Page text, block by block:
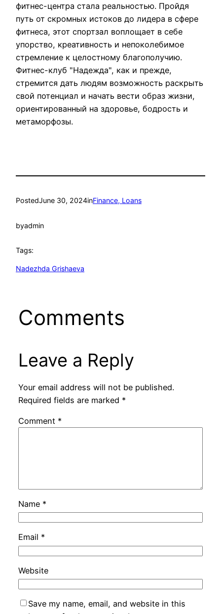
фитнес-центра стала реальностью. Пройдя
путь от скромных истоков до лидера в сфере
фитнеса, этот спортзал воплощает в себе
упорство, креативность и непоколебимое
стремление к целостному благополучию.
Фитнес-клуб "Надежда", как и прежде,
стремится дать людям возможность раскрыть
свой потенциал и начать вести образ жизни,
ориентированный на здоровье, бодрость и
метаморфозы.
PostedJune 30, 2024inFinance, Loans
byadmin
Tags:
Nadezhda Grishaeva
Comments
Leave a Reply
Your email address will not be published.
Required fields are marked *
Comment *
Name *
Email *
Website
Save my name, email, and website in this